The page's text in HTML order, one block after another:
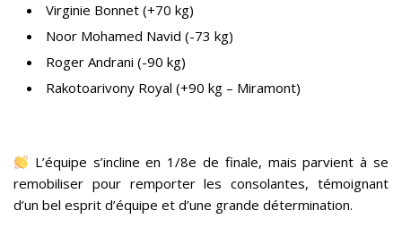
Virginie Bonnet (+70 kg)
Noor Mohamed Navid (-73 kg)
Roger Andrani (-90 kg)
Rakotoarivony Royal (+90 kg – Miramont)
L’équipe s’incline en 1/8e de finale, mais parvient à se
remobiliser pour remporter les consolantes, témoignant
d’un bel esprit d’équipe et d’une grande détermination.